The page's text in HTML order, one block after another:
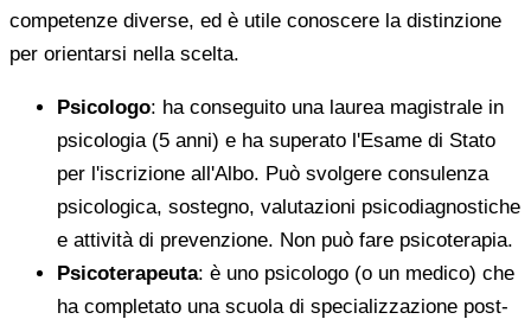
competenze diverse, ed è utile conoscere la distinzione
per orientarsi nella scelta.
Psicologo: ha conseguito una laurea magistrale in
psicologia (5 anni) e ha superato l'Esame di Stato
per l'iscrizione all'Albo. Può svolgere consulenza
psicologica, sostegno, valutazioni psicodiagnostiche
e attività di prevenzione. Non può fare psicoterapia.
Psicoterapeuta: è uno psicologo (o un medico) che
ha completato una scuola di specializzazione post-